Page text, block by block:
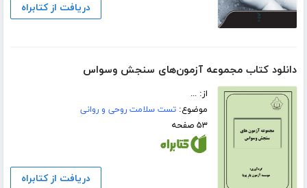
دریافت از کتابراه
دانلود کتاب مجموعه آزمون‌های سنجش وسواس
از: ...
موضوع:تست سلامت روحی و روانی
۵۳ صفحه
دریافت از کتابراه